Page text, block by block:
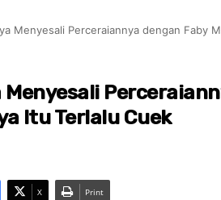
Menyesali Perceraiannya dengan Faby
Menyesali
Itu Terlalu Cuek
X Print